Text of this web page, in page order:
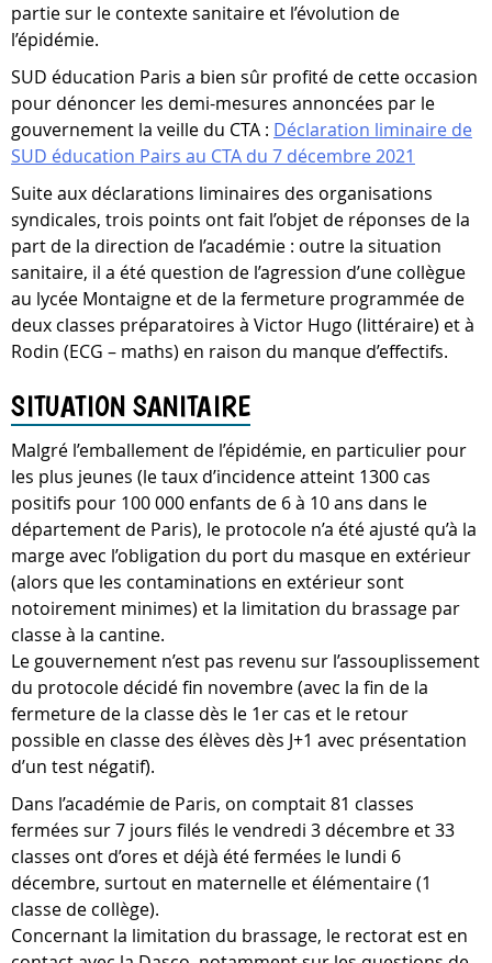
partie sur le contexte sanitaire et l’évolution de
l’épidémie.
SUD éducation Paris a bien sûr profité de cette occasion
pour dénoncer les demi-mesures annoncées par le
gouvernement la veille du CTA : Déclaration liminaire de
SUD éducation Pairs au CTA du 7 décembre 2021
Suite aux déclarations liminaires des organisations
syndicales, trois points ont fait l’objet de réponses de la
part de la direction de l’académie : outre la situation
sanitaire, il a été question de l’agression d’une collègue
au lycée Montaigne et de la fermeture programmée de
deux classes préparatoires à Victor Hugo (littéraire) et à
Rodin (ECG – maths) en raison du manque d’effectifs.
SITUATION SANITAIRE
Malgré l’emballement de l’épidémie, en particulier pour
les plus jeunes (le taux d’incidence atteint 1300 cas
positifs pour 100 000 enfants de 6 à 10 ans dans le
département de Paris), le protocole n’a été ajusté qu’à la
marge avec l’obligation du port du masque en extérieur
(alors que les contaminations en extérieur sont
notoirement minimes) et la limitation du brassage par
classe à la cantine.
Le gouvernement n’est pas revenu sur l’assouplissement
du protocole décidé fin novembre (avec la fin de la
fermeture de la classe dès le 1er cas et le retour
possible en classe des élèves dès J+1 avec présentation
d’un test négatif).
Dans l’académie de Paris, on comptait 81 classes
fermées sur 7 jours filés le vendredi 3 décembre et 33
classes ont d’ores et déjà été fermées le lundi 6
décembre, surtout en maternelle et élémentaire (1
classe de collège).
Concernant la limitation du brassage, le rectorat est en